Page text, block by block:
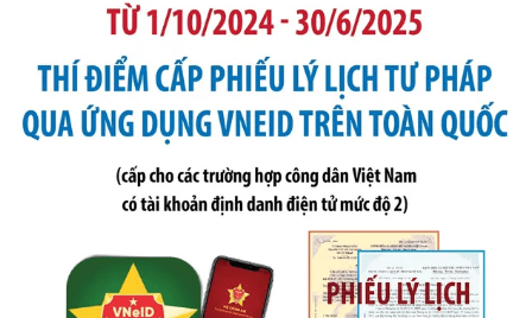
Tên: Thông tư số 105/2026/TT-BTC của Bộ Tài chính: Bãi
bỏ Thông tư số 87/2019/TT- BТC ngày 19 tháng 12 năm
2019 của Bộ trưởng Bộ Tài chính hướng dẫn thực hiện xử
phạt vi phạm hành chính trong lĩnh vực kho bạc nhà nước
Ngày ban hành: 21/07/2026
291/2026/NĐ-CP
Tên: Nghị định số 291/2026/NĐ-CP của Chính phủ: Sửa
đổi, bổ sung một số điều của Nghị định số 125/2020/NĐ-СР
ngày 19 tháng 10 năm 2020 của Chính phủ quy định xử
phạt vi phạm hành chính về thuế, hóa đơn được sửa đổi, bổ
sung bởi Nghị định số 102/2021/NĐ-CP
Ngày ban hành: 20/07/2026